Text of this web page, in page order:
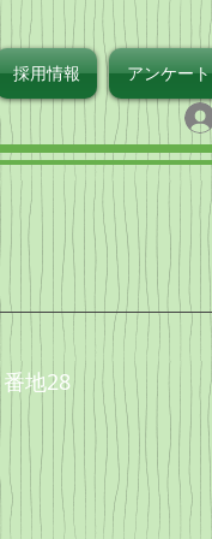
採用情報 アンケート
地28